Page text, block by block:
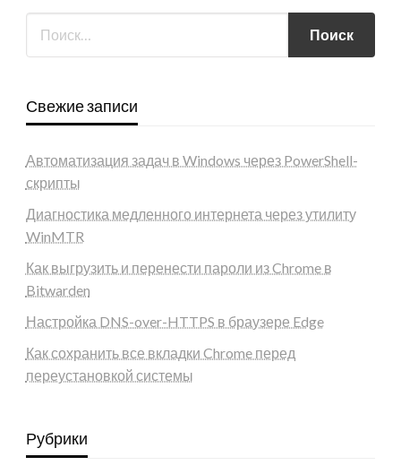
Свежие записи
Автоматизация задач в Windows через PowerShell-
скрипты
Диагностика медленного интернета через утилиту
WinMTR
Как выгрузить и перенести пароли из Chrome в
Bitwarden
Настройка DNS-over-HTTPS в браузере Edge
Как сохранить все вкладки Chrome перед
переустановкой системы
Рубрики